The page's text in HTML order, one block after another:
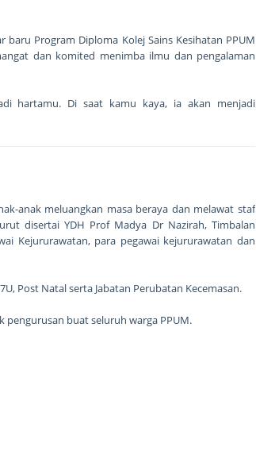
baru Program Diploma Kolej Sains Kesihatan PPUM
dan komited menimba ilmu dan pengalaman
hartamu. Di saat kamu kaya, ia akan menjadi
anak meluangkan masa beraya dan melawat staf
disertai YDH Prof Madya Dr Nazirah, Timbalan
Kejururawatan, para pegawai kejururawatan dan
Post Natal serta Jabatan Perubatan Kecemasan.
pengurusan buat seluruh warga PPUM.